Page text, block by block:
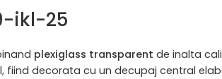
ikl-25
plexiglass transparent de inalta
decorata cu un decupaj central